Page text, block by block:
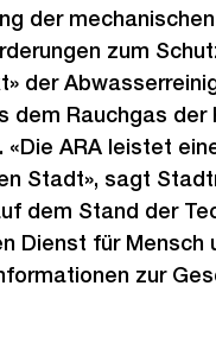
der
zum
der
dem Rauchgas
ARA leistet
Stadt», sagt
dem Stand der
Dienst für Mensch
zur